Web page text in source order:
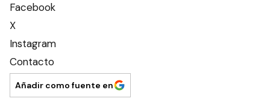
Facebook
X
Instagram
Contacto
Añadir como fuente en